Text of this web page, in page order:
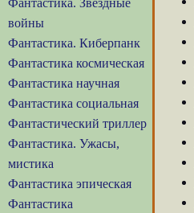
Фантастика. Звездные
войны
Фантастика. Киберпанк
Фантастика космическая
Фантастика научная
Фантастика социальная
Фантастический триллер
Фантастика. Ужасы,
мистика
Фантастика эпическая
Фантастика